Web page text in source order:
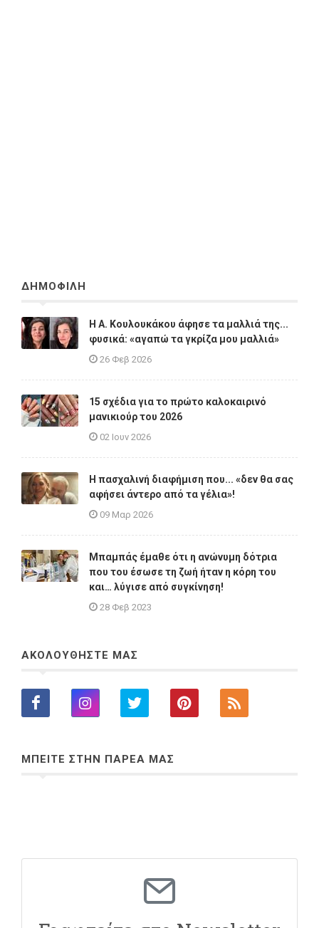
ΔΗΜΟΦΙΛΗ
Η A. Κουλουκάκου άφησε τα μαλλιά της...
φυσικά: «αγαπώ τα γκρίζα μου μαλλιά»
26 Φεβ 2026
15 σχέδια για το πρώτο καλοκαιρινό
μανικιούρ του 2026
02 Ιουν 2026
Η πασχαλινή διαφήμιση που... «δεν θα σας
αφήσει άντερο από τα γέλια»!
09 Μαρ 2026
Μπαμπάς έμαθε ότι η ανώνυμη δότρια
που του έσωσε τη ζωή ήταν η κόρη του
και… λύγισε από συγκίνηση!
28 Φεβ 2023
ΑΚΟΛΟΥΘΗΣΤΕ ΜΑΣ
ΜΠΕΙΤΕ ΣΤΗΝ ΠΑΡΕΑ ΜΑΣ